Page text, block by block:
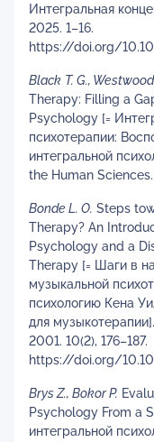
Интегральная
2025. 1–16.
https://doi.org/
Black T. G.,
Therapy: Filling a
Psychology [=
психотерапии:
интегральной
the Human
Bonde L. O. Steps
Therapy? An
Psychology and a
Therapy [= Шаги в
музыкальной
психологию Кена
для
2001. 10(2), 176–187.
https://doi.org/
Brys Z., BokorP.
Psychology From a
интегральной